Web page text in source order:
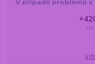
V případě problémů